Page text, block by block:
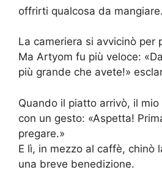
offrirti qualcosa da
La cameriera si avvicinò per
Ma Artyom fu più veloce:
più grande che avete!»
Quando il piatto arrivò, il
con un gesto: «Aspetta!
pregare.»
E lì, in mezzo al caffè, chinò
una breve benedizione.